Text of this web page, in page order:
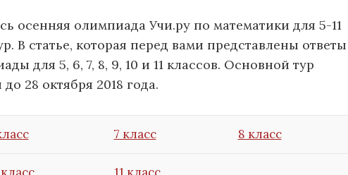
осенняя олимпиада Учи.ру по математики для 5-11
В статье, которая перед вами представлены ответы
для 5, 6, 7, 8, 9, 10 и 11 классов. Основной тур
28 октября 2018 года.
7 класс 8 класс